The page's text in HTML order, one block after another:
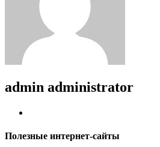
admin administrator
Полезные интернет-сайты